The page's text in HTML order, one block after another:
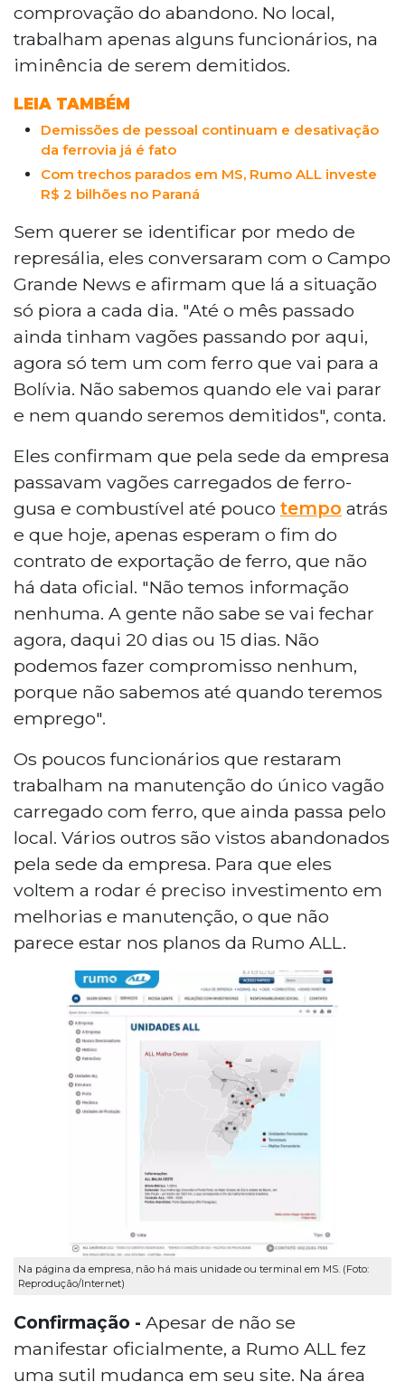
comprovação do abandono. No local,
trabalham apenas alguns funcionários, na
iminência de serem demitidos.
LEIA TAMBÉM
Demissões de pessoal continuam e desativação
da ferrovia já é fato
Com trechos parados em MS, Rumo ALL investe
R$ 2 bilhões no Paraná
Sem querer se identificar por medo de
represália, eles conversaram com o Campo
Grande News e afirmam que lá a situação
só piora a cada dia. "Até o mês passado
ainda tinham vagões passando por aqui,
agora só tem um com ferro que vai para a
Bolívia. Não sabemos quando ele vai parar
e nem quando seremos demitidos", conta.
Eles confirmam que pela sede da empresa
passavam vagões carregados de ferro-
gusa e combustível até pouco tempo atrás
e que hoje, apenas esperam o fim do
contrato de exportação de ferro, que não
há data oficial. "Não temos informação
nenhuma. A gente não sabe se vai fechar
agora, daqui 20 dias ou 15 dias. Não
podemos fazer compromisso nenhum,
porque não sabemos até quando teremos
emprego".
Os poucos funcionários que restaram
trabalham na manutenção do único vagão
carregado com ferro, que ainda passa pelo
local. Vários outros são vistos abandonados
pela sede da empresa. Para que eles
voltem a rodar é preciso investimento em
melhorias e manutenção, o que não
parece estar nos planos da Rumo ALL.
Na página da empresa, não há mais unidade ou terminal em MS. (Foto:
Reprodução/Internet)
Confirmação - Apesar de não se
manifestar oficialmente, a Rumo ALL fez
uma sutil mudança em seu site. Na área